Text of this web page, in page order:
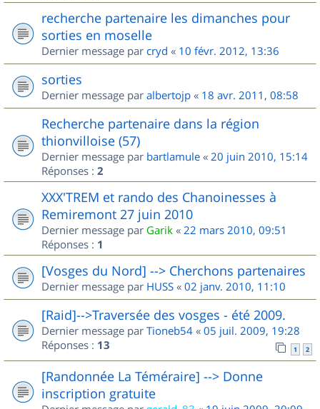
recherche partenaire les dimanches pour
sorties en moselle
Dernier message par cryd « 10 févr. 2012, 13:36
sorties
Dernier message par albertojp « 18 avr. 2011, 08:58
Recherche partenaire dans la région
thionvilloise (57)
Dernier message par bartlamule « 20 juin 2010, 15:14
Réponses : 2
XXX'TREM et rando des Chanoinesses à
Remiremont 27 juin 2010
Dernier message par Garik « 22 mars 2010, 09:51
Réponses : 1
[Vosges du Nord] --> Cherchons partenaires
Dernier message par HUSS « 02 janv. 2010, 11:10
[Raid]-->Traversée des vosges - été 2009.
Dernier message par Tioneb54 « 05 juil. 2009, 19:28
Réponses : 13 1 2
[Randonnée La Téméraire] --> Donne
inscription gratuite